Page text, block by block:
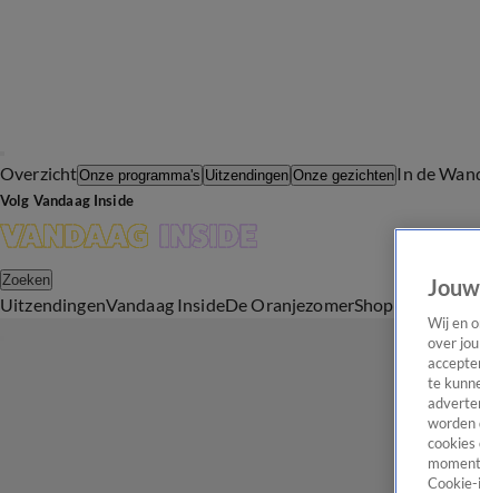
OverzichtOnze programma's Uitzendingen Onze gezichten In de
Volg Vandaag Inside
Zoeken
UitzendingenVandaag InsideDe OranjezomerShop
Wij en
over
te
worden
cookies